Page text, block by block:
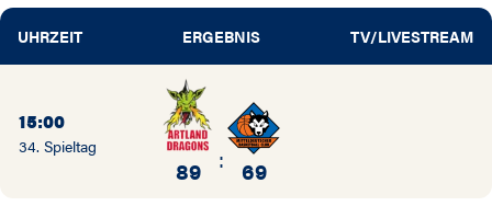
UHRZEIT ERGEBNIS TV/LIVESTREAM
15:00
34. Spieltag
89 : 69